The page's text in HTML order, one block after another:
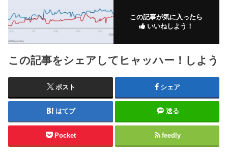
この記事が気に入ったら
いいねしよう！
この記事をシェアしてヒャッハー！しよう
ポスト シェア
はてブ 送る
Pocket feedly